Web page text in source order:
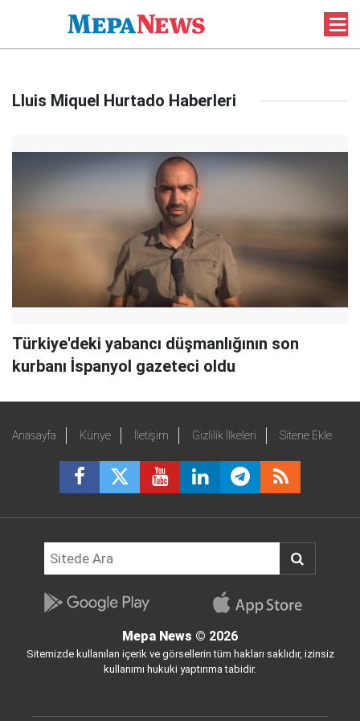
Lluis Miquel Hurtado Haberleri
Türkiye'deki yabancı düşmanlığının son
kurbanı İspanyol gazeteci oldu
Anasayfa Künye İletişim Gizlilik İlkeleri Sitene Ekle
Mepa News © 2026
Sitemizde kullanılan içerik ve görsellerin tüm hakları saklıdır, izinsiz
kullanımı hukuki yaptırıma tabidir.